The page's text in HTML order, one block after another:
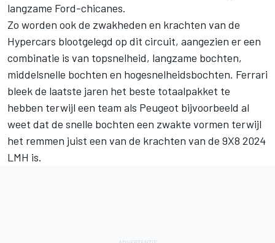
langzame Ford-chicanes.
Zo worden ook de zwakheden en krachten van de
Hypercars blootgelegd op dit circuit, aangezien er een
combinatie is van topsnelheid, langzame bochten,
middelsnelle bochten en hogesnelheidsbochten. Ferrari
bleek de laatste jaren het beste totaalpakket te
hebben terwijl een team als Peugeot bijvoorbeeld al
weet dat de snelle bochten een zwakte vormen terwijl
het remmen juist een van de krachten van de 9X8 2024
LMH is.